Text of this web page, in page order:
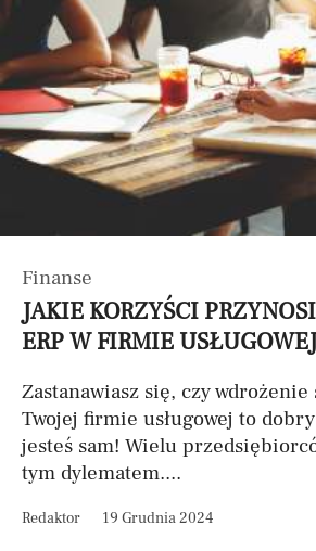
Finanse
JAKIE KORZYŚCI
ERP W FIRMIE
Zastanawiasz się, czy wdrożenie
Twojej firmie usługowej to
jesteś sam! Wielu
tym dylematem....
Redaktor 19 Grudnia 2024